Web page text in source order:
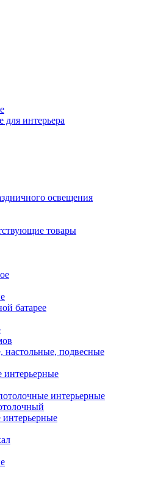
для интерьера
освещения
товары
батарее
настольные, подвесные
интерьерные
интерьерные